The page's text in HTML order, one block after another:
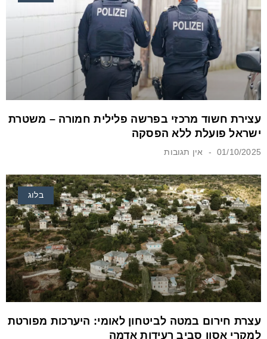
עצירת חשוד מרכזי בפרשה פלילית חמורה – משטרת
ישראל פועלת ללא הפסקה
01/10/2025 אין תגובות
בלוג
עצרת חירום במטה לביטחון לאומי: היערכות מפורטת
למקרי אסון סביב רעידות אדמה